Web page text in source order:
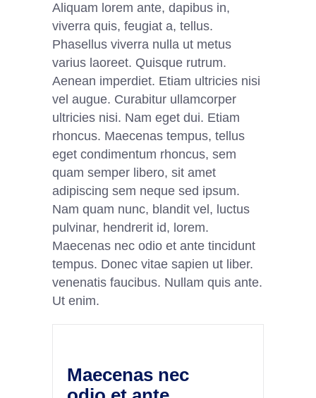
Aliquam lorem ante, dapibus in,
viverra quis, feugiat a, tellus.
Phasellus viverra nulla ut metus
varius laoreet. Quisque rutrum.
Aenean imperdiet. Etiam ultricies nisi
vel augue. Curabitur ullamcorper
ultricies nisi. Nam eget dui. Etiam
rhoncus. Maecenas tempus, tellus
eget condimentum rhoncus, sem
quam semper libero, sit amet
adipiscing sem neque sed ipsum.
Nam quam nunc, blandit vel, luctus
pulvinar, hendrerit id, lorem.
Maecenas nec odio et ante tincidunt
tempus. Donec vitae sapien ut liber.
venenatis faucibus. Nullam quis ante.
Ut enim.
Maecenas nec